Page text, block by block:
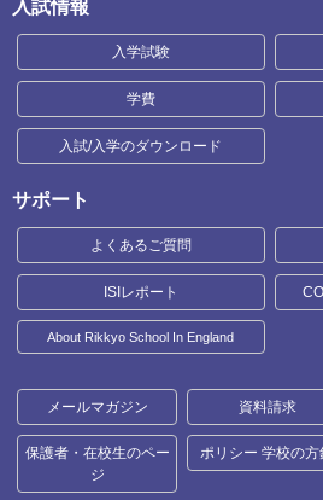
入試情報
入学試験
学費
入試/入学のダウンロード
サポート
よくあるご質問
ISIレポート
About Rikkyo School In England
メールマガジン 資料請求
保護者・在校生のペー
ジ
ポリシー 学校の方